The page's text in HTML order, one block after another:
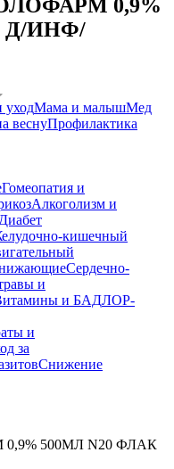
0,9%
Д/ИНФ/
уходМама и малышМед
веснуПрофилактика
Гомеопатия и
Алкоголизм и
Диабет
кишечный
Сердечно-
и
и БАДЛОР-
и
за
Снижение
500МЛ N20 ФЛАК